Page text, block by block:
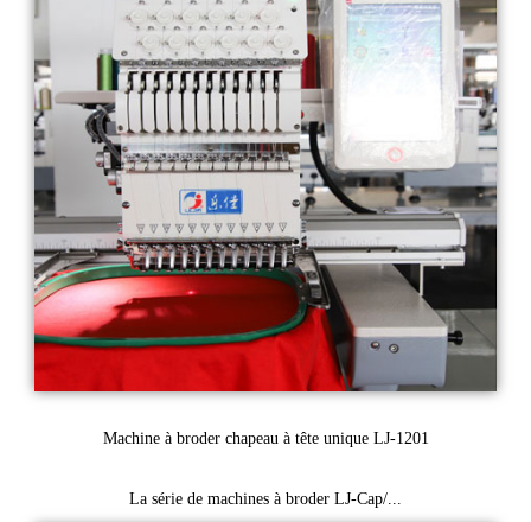
Machine à broder chapeau à tête unique LJ-1201
La série de machines à broder LJ-Cap/...